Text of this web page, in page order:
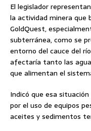
El legislador
la actividad minera que
GoldQuest,
subterránea, como se
entorno del cauce del
afectaría tanto las
que alimentan el
Indicó que esa
por el uso de equipos
aceites y sedimentos